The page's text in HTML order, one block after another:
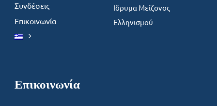
Συνδέσεις
Επικοινωνία
Ιδρυμα Μείζονος
Ελληνισμού
Επικοινωνία